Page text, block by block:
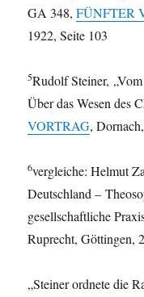
GA 348,FÜNFTER
1922, Seite 103
5Rudolf Steiner,
Über das Wesen des
VORTRAG,
6vergleiche: Helmut
Deutschland –
gesellschaftliche
Ruprecht, Göttingen,
„Steiner ordnete die